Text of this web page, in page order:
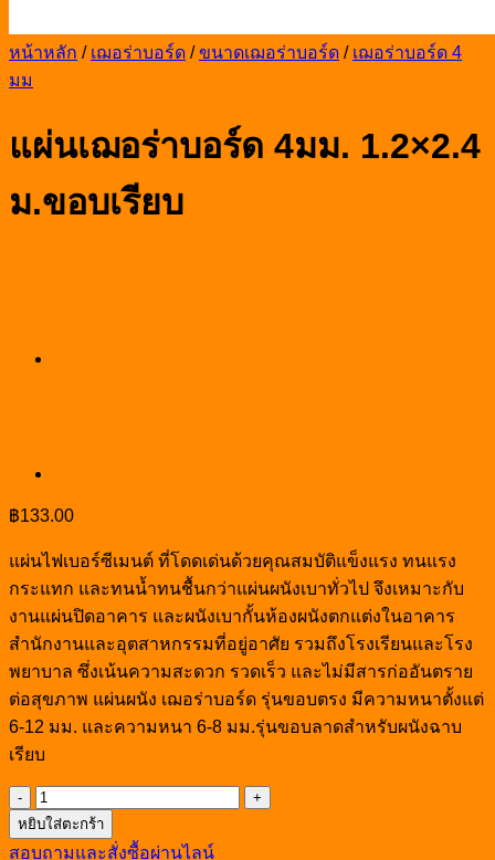
หน้าหลัก / เฌอร่าบอร์ด / ขนาดเฌอร่าบอร์ด / เฌอร่าบอร์ด 4
มม
แผ่นเฌอร่าบอร์ด 4มม. 1.2×2.4
ม.ขอบเรียบ
฿133.00
แผ่นไฟเบอร์ซีเมนต์ ที่โดดเด่นด้วยคุณสมบัติแข็งแรง ทนแรง
กระแทก และทนน้ำทนชื้นกว่าแผ่นผนังเบาทั่วไป จึงเหมาะกับ
งานแผ่นปิดอาคาร และผนังเบากั้นห้องผนังตกแต่งในอาคาร
สำนักงานและอุตสาหกรรมที่อยู่อาศัย รวมถึงโรงเรียนและโรง
พยาบาล ซึ่งเน้นความสะดวก รวดเร็ว และไม่มีสารก่ออันตราย
ต่อสุขภาพ แผ่นผนัง เฌอร่าบอร์ด รุ่นขอบตรง มีความหนาตั้งแต่
6-12 มม. และความหนา 6-8 มม.รุ่นขอบลาดสำหรับผนังฉาบ
เรียบ
จำนวน
แผ่น
เฌอ
หยิบใส่ตะกร้า
สอบถามและสั่งซื้อผ่านไลน์